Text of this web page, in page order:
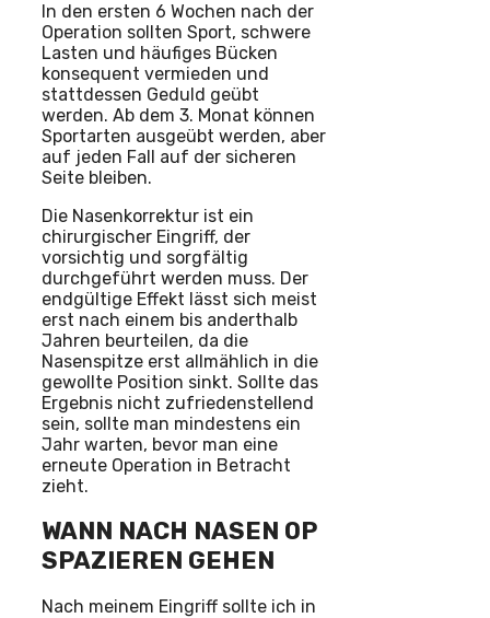
In den ersten 6 Wochen nach der
Operation sollten Sport, schwere
Lasten und häufiges Bücken
konsequent vermieden und
stattdessen Geduld geübt
werden. Ab dem 3. Monat können
Sportarten ausgeübt werden, aber
auf jeden Fall auf der sicheren
Seite bleiben.
Die Nasenkorrektur ist ein
chirurgischer Eingriff, der
vorsichtig und sorgfältig
durchgeführt werden muss. Der
endgültige Effekt lässt sich meist
erst nach einem bis anderthalb
Jahren beurteilen, da die
Nasenspitze erst allmählich in die
gewollte Position sinkt. Sollte das
Ergebnis nicht zufriedenstellend
sein, sollte man mindestens ein
Jahr warten, bevor man eine
erneute Operation in Betracht
zieht.
WANN NACH NASEN OP
SPAZIEREN GEHEN
Nach meinem Eingriff sollte ich in